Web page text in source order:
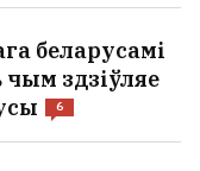
беларусамі
здзіўляе
6